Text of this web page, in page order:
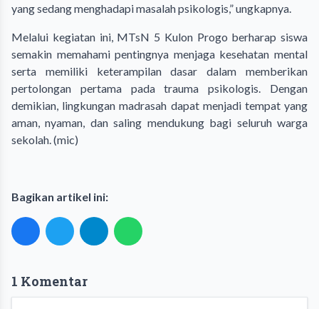
yang sedang menghadapi masalah psikologis,” ungkapnya.
Melalui kegiatan ini, MTsN 5 Kulon Progo berharap siswa
semakin memahami pentingnya menjaga kesehatan mental
serta memiliki keterampilan dasar dalam memberikan
pertolongan pertama pada trauma psikologis. Dengan
demikian, lingkungan madrasah dapat menjadi tempat yang
aman, nyaman, dan saling mendukung bagi seluruh warga
sekolah. (mic)
Bagikan artikel ini:
1 Komentar